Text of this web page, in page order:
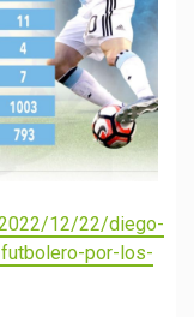
12/22/diego-
por-los-